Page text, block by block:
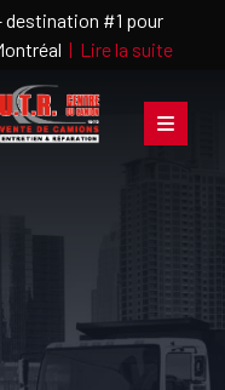
destination #1 pour
| Lire la suite